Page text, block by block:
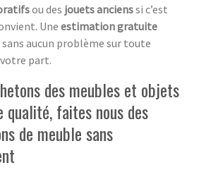
ou des jouets ancienssi c’est
Une estimation gratuite
aucun problème sur toute
part.
des meubles et objets
qualité, faites nous des
de meuble sans